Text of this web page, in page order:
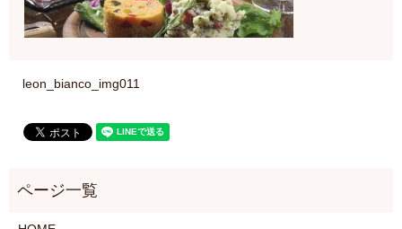
leon_bianco_img011